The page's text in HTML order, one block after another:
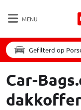
MENU
Gefilterd op
Car-